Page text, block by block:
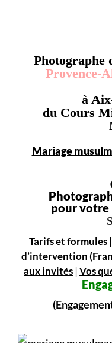
Photographe
Provence-
à
du Cours
Mariage
pour votre
Tarifs et formules|
d’intervention
aux invités |Vos